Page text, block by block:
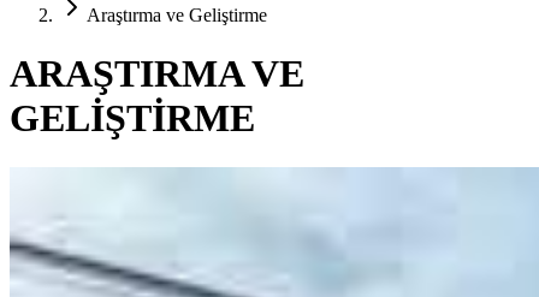
Araştırma ve Geliştirme
ARAŞTIRMA VE
GELİŞTİRME